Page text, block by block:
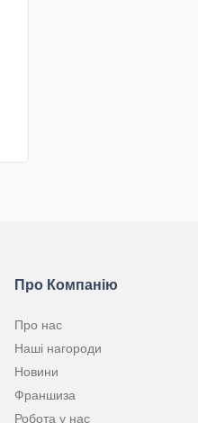
Про Компанію
Про нас
Наші нагороди
Новини
Франшиза
Робота у нас